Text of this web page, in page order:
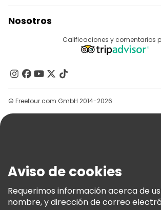
Acceder Como Proveedor
Programa De Afiliados
Nosotros
Contacto
Grupos
Ayuda
Términos E Información Legal
Política De Cookies
Freetour Premios
Calificaciones y comentarios
© Freetour.com GmbH 2014-2026
Aviso de cookies
Requerimos información acerca de
nombre, y dirección de correo